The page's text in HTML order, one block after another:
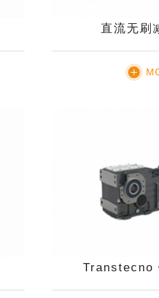
直流无刷
Transtecno